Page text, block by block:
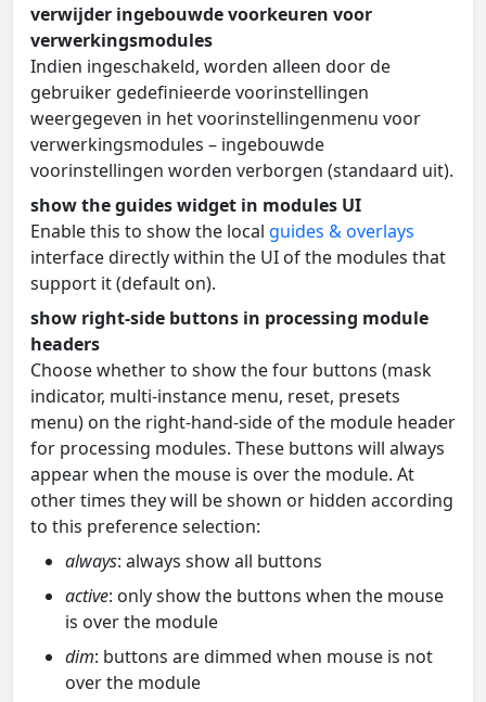
verwijder ingebouwde voorkeuren voor
verwerkingsmodules
Indien ingeschakeld, worden alleen door de
gebruiker gedefinieerde voorinstellingen
weergegeven in het voorinstellingenmenu voor
verwerkingsmodules – ingebouwde
voorinstellingen worden verborgen (standaard uit).
show the guides widget in modules UI
Enable this to show the local guides & overlays
interface directly within the UI of the modules that
support it (default on).
show right-side buttons in processing module
headers
Choose whether to show the four buttons (mask
indicator, multi-instance menu, reset, presets
menu) on the right-hand-side of the module header
for processing modules. These buttons will always
appear when the mouse is over the module. At
other times they will be shown or hidden according
to this preference selection:
always: always show all buttons
active: only show the buttons when the mouse
is over the module
dim: buttons are dimmed when mouse is not
over the module